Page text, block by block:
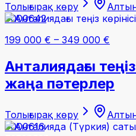
Толығырақ көру
#000642
199 000 € – 349 000 €
Анталиядағы теңіз
жаңа пәтерлер
Толығырақ көру
#000616